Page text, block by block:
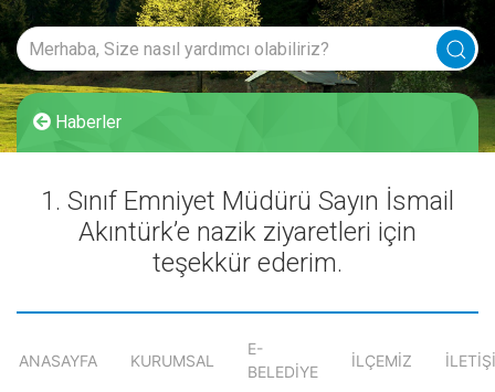
Haberler
1. Sınıf Emniyet Müdürü Sayın İsmail
Akıntürk’e nazik ziyaretleri için
teşekkür ederim.
ANASAYFA KURUMSAL
E-
BELEDİYE
İLÇEMİZ